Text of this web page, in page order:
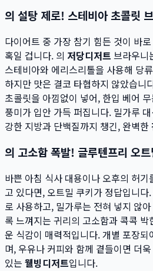
의 설탕 제로! 스테비아 초콜릿
다이어트 중 가장 참기 힘든 것이 바
혹일 겁니다. 의 저당디저트 브라우니
스테비아와 에리스리톨을 사용해 당
하지만 맛은 결코 타협하지 않았습니
초콜릿을 아낌없이 넣어, 한입 베어
풍미가 입안 가득 퍼집니다. 밀가루
강한 지방과 단백질까지 챙긴, 완벽한
의 고소함 폭발! 글루텐프리 오
바쁜 아침 식사 대용이나 오후의 허
고 있다면, 오트밀 쿠키가 정답입니
로 사용하고, 밀가루는 전혀 넣지 않
록 느껴지는 귀리의 고소함과 콕콕
운 식감이 매력적입니다. 개별 포장
며, 우유나 커피와 함께 곁들이면 더
있는 웰빙디저트입니다.